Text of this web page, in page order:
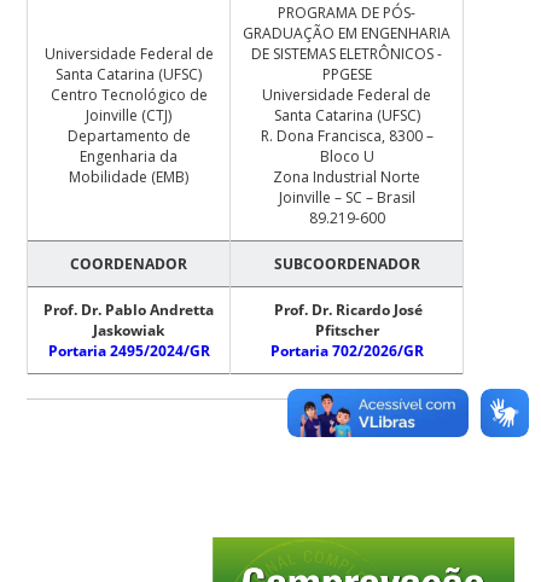
Universidade Federal de
Santa Catarina (UFSC)
Centro Tecnológico de
Joinville (CTJ)
Departamento de
Engenharia da
Mobilidade (EMB)
PROGRAMA DE PÓS-
GRADUAÇÃO EM ENGENHARIA
DE SISTEMAS ELETRÔNICOS -
PPGESE
Universidade Federal de
Santa Catarina (UFSC)
R. Dona Francisca, 8300 –
Bloco U
Zona Industrial Norte
Joinville – SC – Brasil
89.219-600
COORDENADOR SUBCOORDENADOR
Prof. Dr. Pablo Andretta
Jaskowiak
Portaria 2495/2024/GR
Prof. Dr. Ricardo José
Pfitscher
Portaria 702/2026/GR